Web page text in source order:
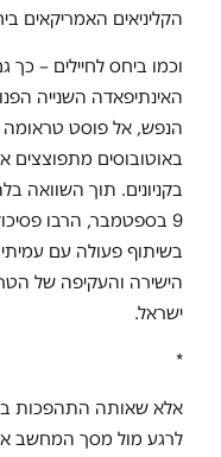
הקליניאים האמריקאים
וכמו ביחס לחיילים –
האינתיפאדה השנייה
הנפש, אל פוסט
באוטובוסים מתפוצצים
בקניונים. תוך השוואה
9 בספטמבר, הרבו
בשיתוף פעולה עם
הישירה והעקיפה של
ישראל.
*
אלא שאותה התהפכות
לרגע מול מסך המחשב